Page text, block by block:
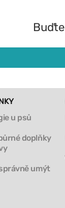
u psů
doplňky
umýt